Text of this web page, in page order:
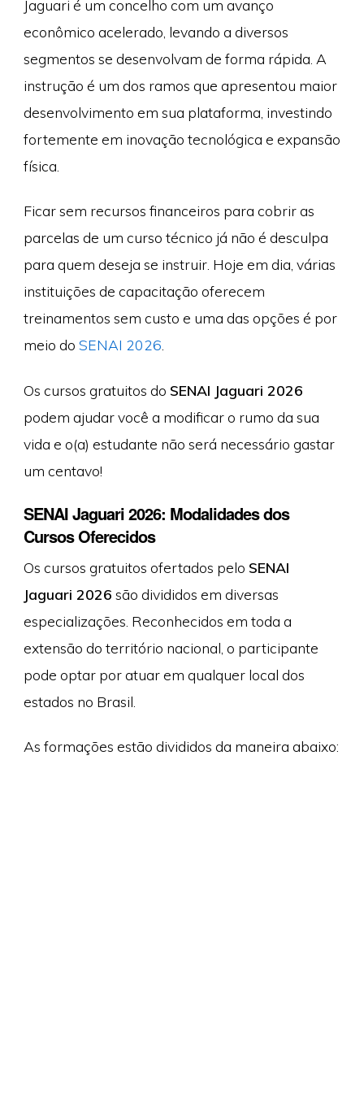
Jaguari é um concelho com um avanço
econômico acelerado, levando a diversos
segmentos se desenvolvam de forma rápida. A
instrução é um dos ramos que apresentou maior
desenvolvimento em sua plataforma, investindo
fortemente em inovação tecnológica e expansão
física.
Ficar sem recursos financeiros para cobrir as
parcelas de um curso técnico já não é desculpa
para quem deseja se instruir. Hoje em dia, várias
instituições de capacitação oferecem
treinamentos sem custo e uma das opções é por
meio do SENAI 2026
Os cursos gratuitos do SENAI Jaguari 2026
podem ajudar você a modificar o rumo da sua
vida e o(a) estudante não será necessário gastar
um centavo!
SENAI Jaguari 2026: Modalidades dos
Cursos Oferecidos
Os cursos gratuitos ofertados pelo SENAI
Jaguari 2026 são divididos em diversas
especializações. Reconhecidos em toda a
extensão do território nacional, o participante
pode optar por atuar em qualquer local dos
estados no Brasil.
As formações estão divididos da maneira abaixo: